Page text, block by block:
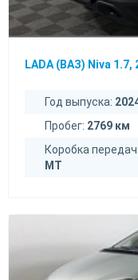
LADA (ВАЗ) Niva 1.7,
Год выпуска:
Пробег: 2769 км
Коробка передач:
MT